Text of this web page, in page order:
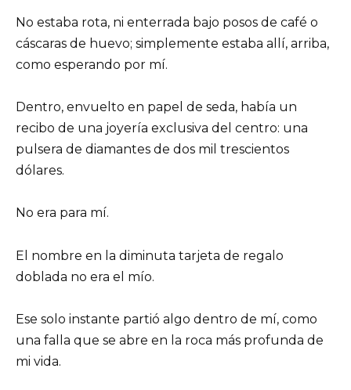
No estaba rota, ni enterrada bajo posos de café o
cáscaras de huevo; simplemente estaba allí, arriba,
como esperando por mí.
Dentro, envuelto en papel de seda, había un
recibo de una joyería exclusiva del centro: una
pulsera de diamantes de dos mil trescientos
dólares.
No era para mí.
El nombre en la diminuta tarjeta de regalo
doblada no era el mío.
Ese solo instante partió algo dentro de mí, como
una falla que se abre en la roca más profunda de
mi vida.